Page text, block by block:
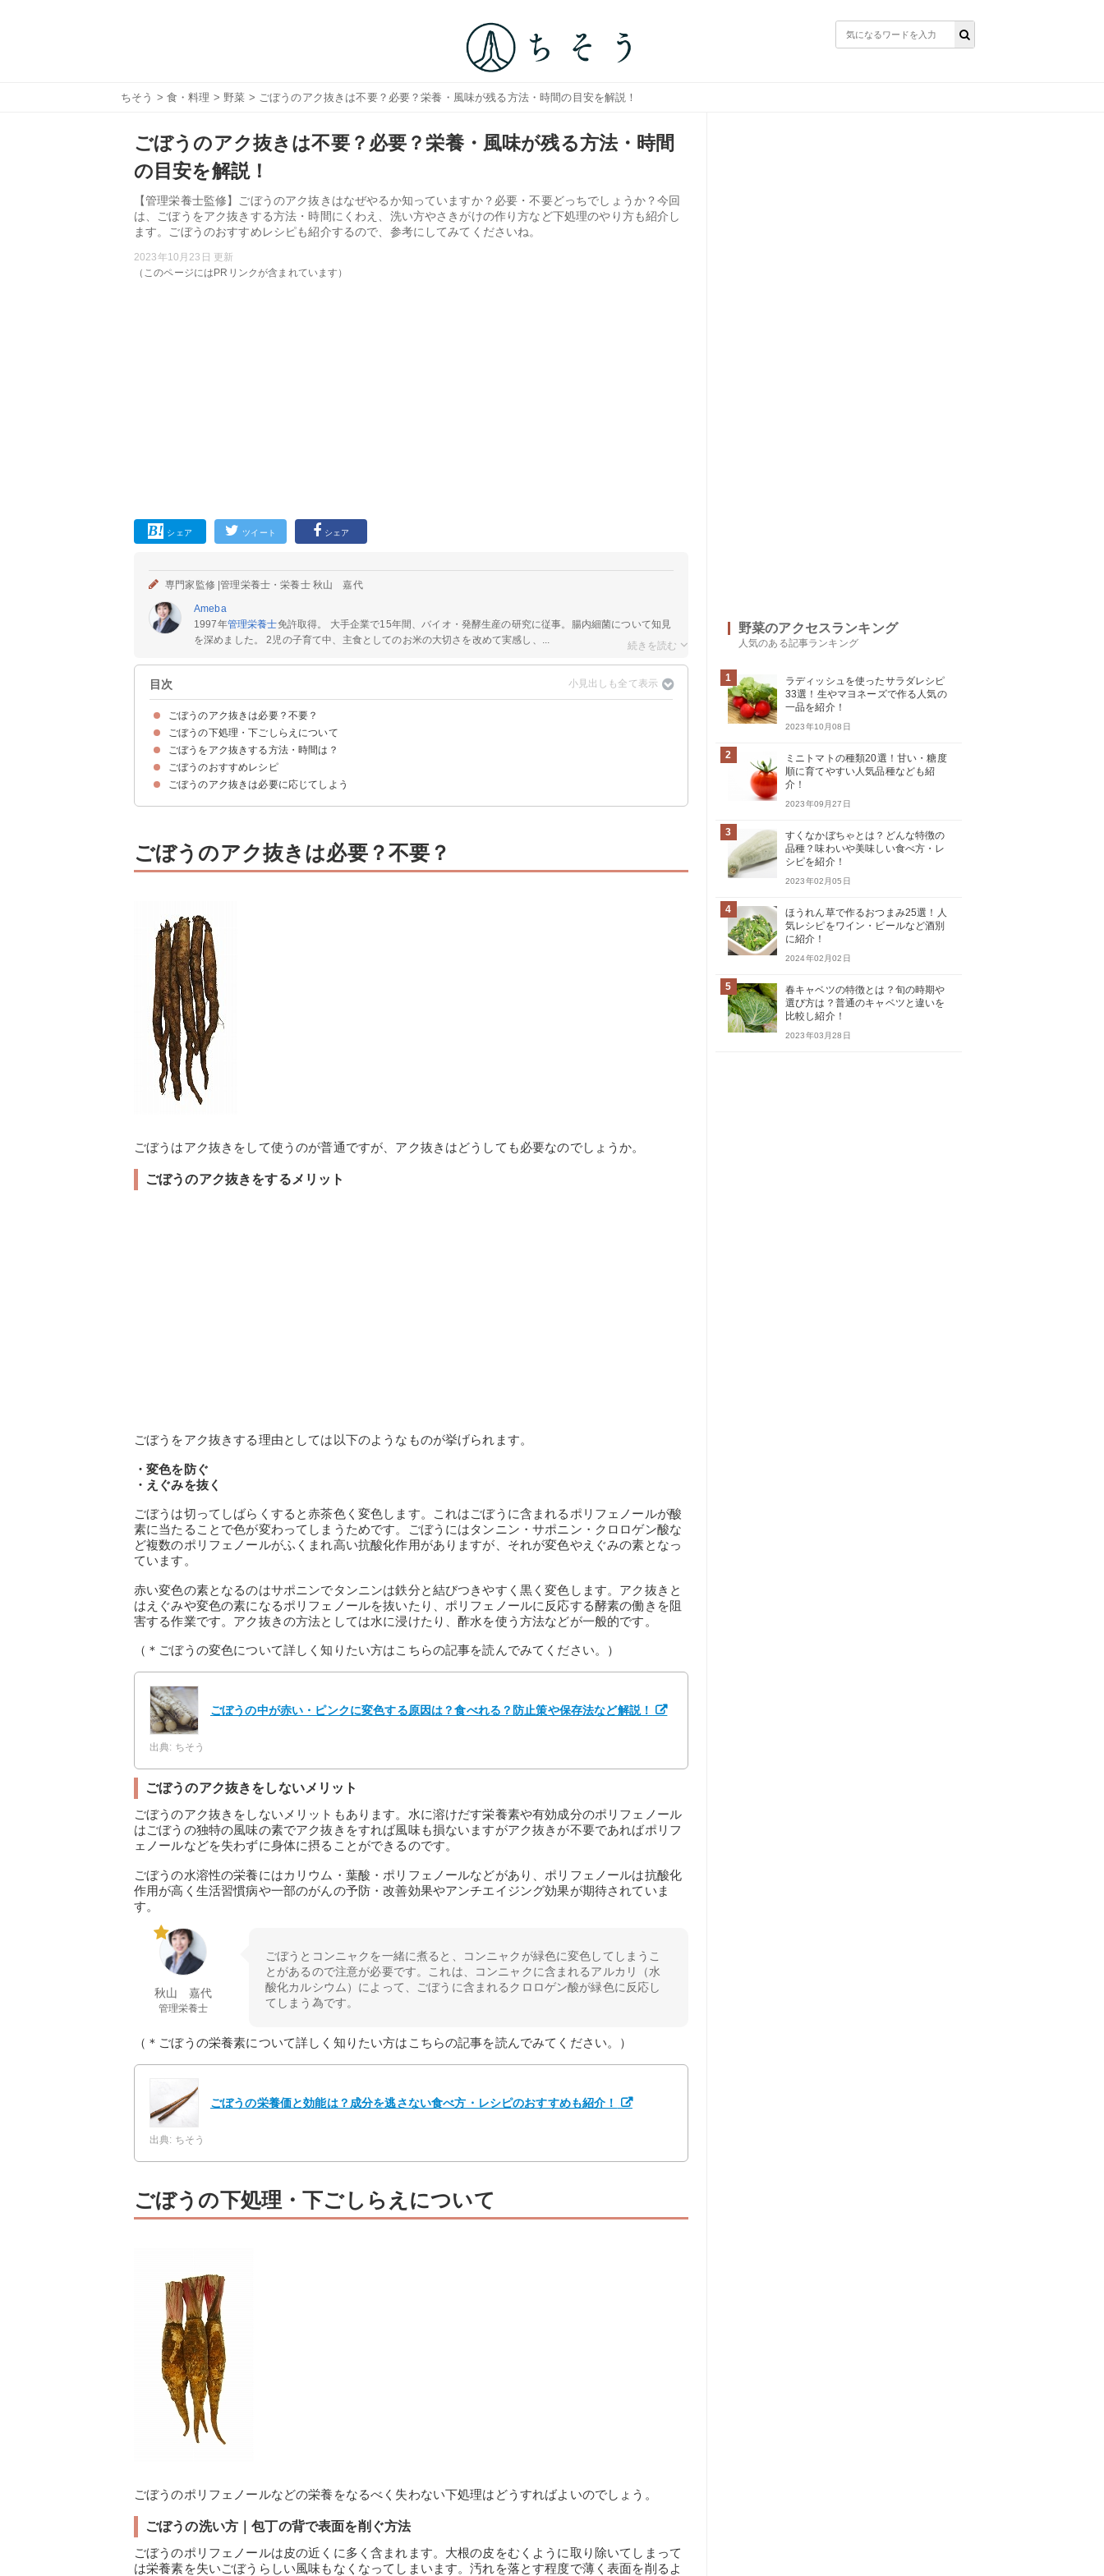
ちそう > 食・料理 > 野菜 > ごぼうのアク抜きは不要？必要？栄養・風味が残る方法・時間の目安を解説！
ごぼうのアク抜きは不要？必要？栄養・風味が残る方法・時間
の目安を解説！
【管理栄養士監修】ごぼうのアク抜きはなぜやるか知っていますか？必要・不要どっちでしょうか？今回
は、ごぼうをアク抜きする方法・時間にくわえ、洗い方やさきがけの作り方など下処理のやり方も紹介し
ます。ごぼうのおすすめレシピも紹介するので、参考にしてみてくださいね。
2023年10月23日 更新
（このページにはPRリンクが含まれています）
シェア ツイート シェア
専門家監修 |管理栄養士・栄養士 秋山 嘉代
Ameba
1997年管理栄養士免許取得。 大手企業で15年間、バイオ・発酵生産の研究に従事。腸内細菌について知見
を深めました。 2児の子育て中、主食としてのお米の大切さを改めて実感し、...
目次
ごぼうのアク抜きは必要？不要？
ごぼうのアク抜きをするメリット
ごぼうのアク抜きをしないメリット
ごぼうの下処理・下ごしらえについて
ごぼうの洗い方｜包丁の背で表面を削ぐ方法
ごぼうの洗い方｜アルミホイルを使う方法
ごぼうのささがきの作り方
ごぼうをアク抜きする方法・時間は？
①水につけてアク抜きする方法・時間
②酢水につけてアク抜きする方法・時間
③レンジで茹でてアク抜きする方法・時間
ごぼうのおすすめレシピ
①ごぼうのきんぴらサラダ
②つみれのごぼう汁
③ごぼうのパリパリ
④ごぼうと鶏の甘辛煮
⑤ごぼうポタージュ
⑥ごぼうと魚缶の炊き込み
ごぼうのアク抜きは必要に応じてしよう
ごぼうのアク抜きは必要？不要？
ごぼうはアク抜きをして使うのが普通ですが、アク抜きはどうしても必要なのでしょうか。
ごぼうのアク抜きをするメリット
ごぼうをアク抜きする理由としては以下のようなものが挙げられます。
・変色を防ぐ
・えぐみを抜く
ごぼうは切ってしばらくすると赤茶色く変色します。これはごぼうに含まれるポリフェノールが酸
素に当たることで色が変わってしまうためです。ごぼうにはタンニン・サポニン・クロロゲン酸な
ど複数のポリフェノールがふくまれ高い抗酸化作用がありますが、それが変色やえぐみの素となっ
ています。
赤い変色の素となるのはサポニンでタンニンは鉄分と結びつきやすく黒く変色します。アク抜きと
はえぐみや変色の素になるポリフェノールを抜いたり、ポリフェノールに反応する酵素の働きを阻
害する作業です。アク抜きの方法としては水に浸けたり、酢水を使う方法などが一般的です。
（＊ごぼうの変色について詳しく知りたい方はこちらの記事を読んでみてください。）
ごぼうの中が赤い・ピンクに変色する原因は？食べれる？防止策や保存法など解説！
出典: ちそう
ごぼうのアク抜きをしないメリット
ごぼうのアク抜きをしないメリットもあります。水に溶けだす栄養素や有効成分のポリフェノール
はごぼうの独特の風味の素でアク抜きをすれば風味も損ないますがアク抜きが不要であればポリフ
ェノールなどを失わずに身体に摂ることができるのです。
ごぼうの水溶性の栄養にはカリウム・葉酸・ポリフェノールなどがあり、ポリフェノールは抗酸化
作用が高く生活習慣病や一部のがんの予防・改善効果やアンチエイジング効果が期待されていま
す。
秋山 嘉代
管理栄養士
ごぼうとコンニャクを一緒に煮ると、コンニャクが緑色に変色してしまうこ
とがあるので注意が必要です。これは、コンニャクに含まれるアルカリ（水
酸化カルシウム）によって、ごぼうに含まれるクロロゲン酸が緑色に反応し
てしまう為です。
（＊ごぼうの栄養素について詳しく知りたい方はこちらの記事を読んでみてください。）
ごぼうの栄養価と効能は？成分を逃さない食べ方・レシピのおすすめも紹介！
出典: ちそう
ごぼうの下処理・下ごしらえについて
ごぼうのポリフェノールなどの栄養をなるべく失わない下処理はどうすればよいのでしょう。
ごぼうの洗い方｜包丁の背で表面を削ぐ方法
ごぼうのポリフェノールは皮の近くに多く含まれます。大根の皮をむくように取り除いてしまって
は栄養素を失いごぼうらしい風味もなくなってしまいます。汚れを落とす程度で薄く表面を削るよ
野菜のアクセスランキング
人気のある記事ランキング
1
ラディッシュを使ったサラダレシピ
33選！生やマヨネーズで作る人気の
一品を紹介！
2023年10月08日
2
ミニトマトの種類20選！甘い・糖度
順に育てやすい人気品種なども紹
介！
2023年09月27日
3
すくなかぼちゃとは？どんな特徴の
品種？味わいや美味しい食べ方・レ
シピを紹介！
2023年02月05日
4
ほうれん草で作るおつまみ25選！人
気レシピをワイン・ビールなど酒別
に紹介！
2024年02月02日
5
春キャベツの特徴とは？旬の時期や
選び方は？普通のキャベツと違いを
比較し紹介！
2023年03月28日